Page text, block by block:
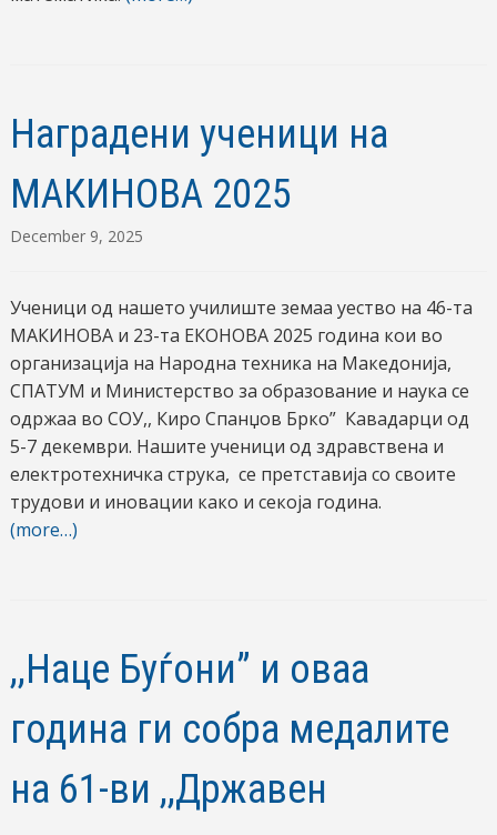
Наградени ученици на
МАКИНОВА 2025
December 9, 2025
Ученици од нашето училиште земаа уество на 46-та
МАКИНОВА и 23-та ЕКОНОВА 2025 година кои во
организација на Народна техника на Македонија,
СПАТУМ и Министерство за образование и наука се
одржаа во СОУ,, Киро Спанџов Брко” Кавадарци од
5-7 декември. Нашите ученици од здравствена и
електротехничка струка, се претставија со своите
трудови и иновации како и секоја година.
(more…)
,,Наце Буѓони” и оваа
година ги собра медалите
на 61-ви ,,Државен